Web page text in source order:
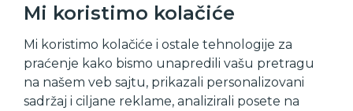
Mi koristimo kolačiće
Mi koristimo kolačiće i ostale tehnologije za
praćenje kako bismo unapredili vašu pretragu
na našem veb sajtu, prikazali personalizovani
sadržaj i ciljane reklame, analizirali posete na